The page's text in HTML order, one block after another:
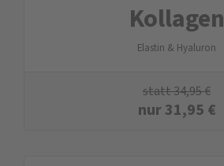
Kollagen
Elastin & Hyaluron
statt34,95€
nur31,95 €